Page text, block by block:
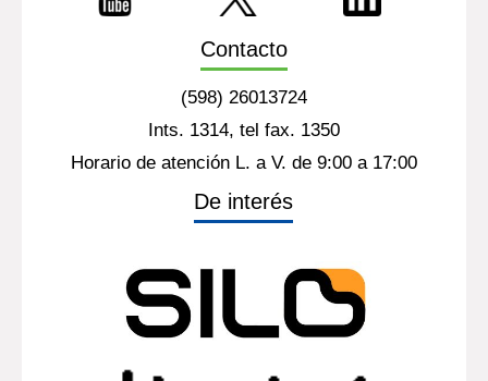
Contacto
(598) 26013724
Ints. 1314, tel fax. 1350
Horario de atención L. a V. de 9:00 a 17:00
De interés